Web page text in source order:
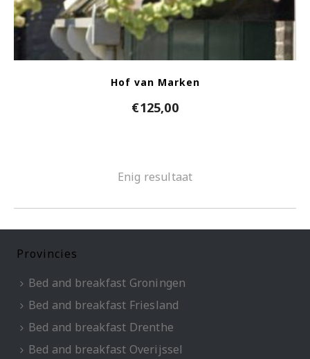
Hof van Marken
€125,00
Enig resultaat
Provincies
Bed and breakfast Groningen
Bed and breakfast Friesland
Bed and breakfast Drenthe
Bed and breakfast Overijssel